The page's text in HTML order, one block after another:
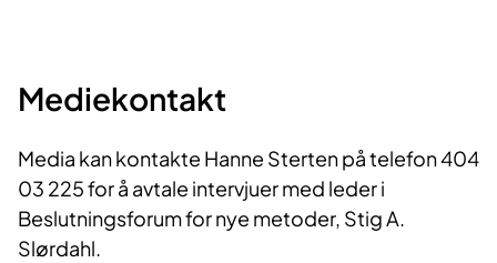
Mediekontakt
Media kan kontakte Hanne Sterten på telefon 404
03 225 for å avtale intervjuer med leder i
Beslutningsforum for nye metoder, Stig A.
Slørdahl.